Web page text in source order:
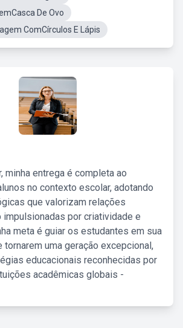
De Ovo
ComCírculos E Lápis
minha entrega é completa ao
no contexto escolar, adotando
que valorizam relações
impulsionadas por criatividade e
meta é guiar os estudantes em sua
tornarem uma geração excepcional,
educacionais reconhecidas por
acadêmicas globais -